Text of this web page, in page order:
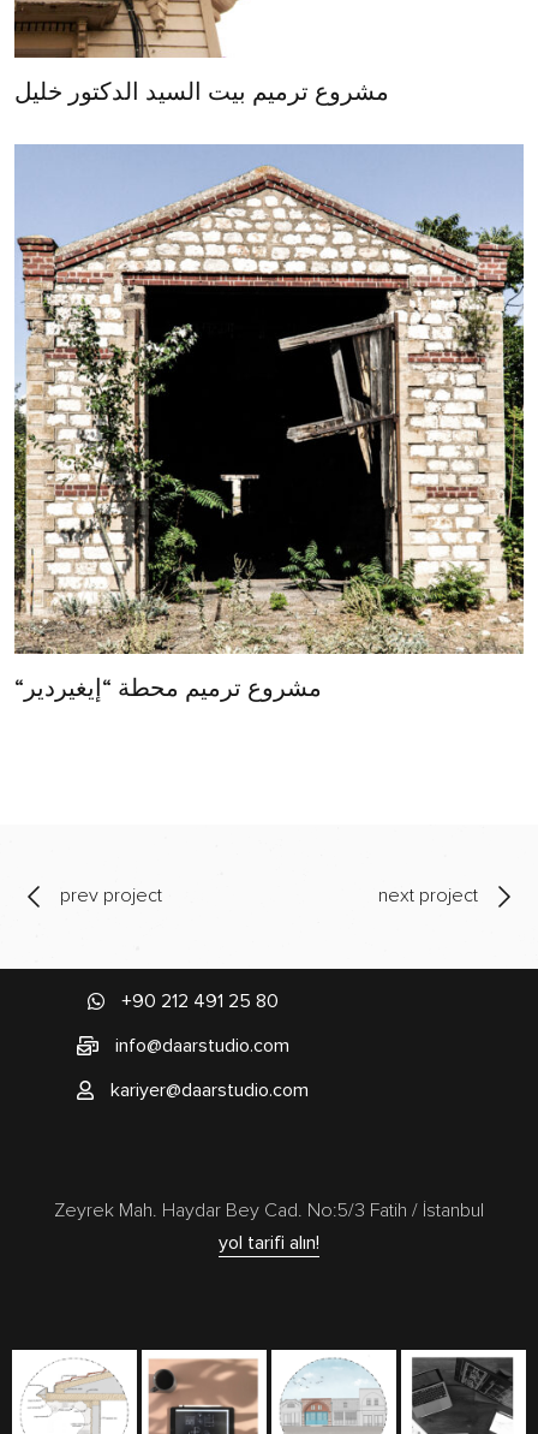
مشروع ترميم بيت السيد الدكتور خليل
“مشروع ترميم محطة “إيغيردير
prev project next project
+90 212 491 25 80
info@daarstudio.com
kariyer@daarstudio.com
Zeyrek Mah. Haydar Bey Cad. No:5/3 Fatih / İstanbul
yol tarifi alın!